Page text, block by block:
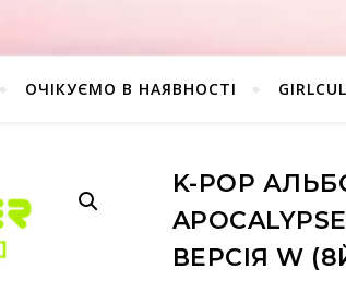
ОЧІКУЄМО В НАЯВНОСТІ
K-POP
ВЕРСІЯ W